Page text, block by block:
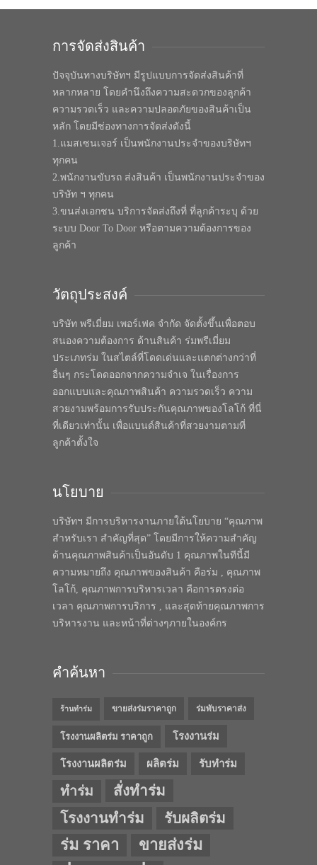
การจัดส่งสินค้า
ปัจจุบันทางบริษัทฯ มีรูปแบบการจัดส่งสินค้าที่
หลากหลาย โดยคำนึงถึงความสะดวกของลูกค้า
ความรวดเร็ว และความปลอดภัยของสินค้าเป็น
หลัก โดยมีช่องทางการจัดส่งดังนี้
1.แมสเซนเจอร์ เป็นพนักงานประจำของบริษัทฯ
ทุกคน
2.พนักงานขับรถ ส่งสินค้า เป็นพนักงานประจำของ
บริษัท ฯ ทุกคน
3.ขนส่งเอกชน บริการจัดส่งถึงที่ ที่ลูกค้าระบุ ด้วย
ระบบ Door To Door หรือตามความต้องการของ
ลูกค้า
วัตถุประสงค์
บริษัท พรีเมี่ยม เพอร์เฟค จำกัด จัดตั้งขึ้นเพื่อตอบ
สนองความต้องการ ด้านสินค้า ร่มพรีเมี่ยม
ประเภทร่ม ในสไตล์ที่โดดเด่นและแตกต่างกว่าที่
อื่นๆ กระโดดออกจากความจำเจ ในเรื่องการ
ออกแบบและคุณภาพสินค้า ความรวดเร็ว ความ
สวยงามพร้อมการรับประกันคุณภาพของโลโก้ ที่นี่
ที่เดียวเท่านั้น เพื่อแบนด์สินค้าที่สวยงามตามที่
ลูกค้าตั้งใจ
นโยบาย
บริษัทฯ มีการบริหารงานภายใต้นโยบาย “คุณภาพ
สำหรับเรา สำคัญที่สุด” โดยมีการให้ความสำคัญ
ด้านคุณภาพสินค้าเป็นอันดับ 1 คุณภาพในทีนี้มี
ความหมายถึง คุณภาพของสินค้า คือร่ม , คุณภาพ
โลโก้, คุณภาพการบริหารเวลา คือการตรงต่อ
เวลา คุณภาพการบริการ , และสุดท้ายคุณภาพการ
บริหารงาน และหน้าที่ต่างๆภายในองค์กร
คำค้นหา
ร้านทำร่ม ขายส่งร่มราคาถูก ร่มพับราคาส่ง
โรงงานผลิตร่ม ราคาถูก โรงงานร่ม
โรงงานผลิตร่ม ผลิตร่ม รับทำร่ม
ทำร่ม
สั่งทำร่ม
โรงงานทำร่ม
รับผลิตร่ม
ร่ม ราคา ขายส่งร่ม